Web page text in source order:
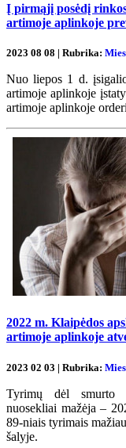
Į pirmąjį posėdį
artimoje aplinkoje
2023 08 08 | Rubrika:
Nuo liepos 1 d.
artimoje aplinkoje
artimoje aplinkoje
2022 m. Klaipėdos
artimoje aplinkoje
2023 02 03 | Rubrika:
Tyrimų dėl smurto
nuosekliai mažėja –
89-niais tyrimais
šalyje.